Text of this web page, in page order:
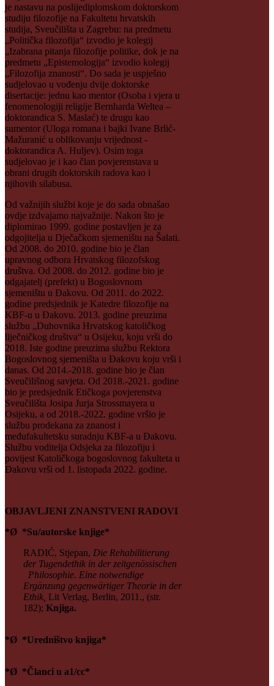
je nastavu na poslijediplomskom doktorskom
studiju filozofije na Fakultetu hrvatskih
studija, Sveučilišta u Zagrebu: na predmetu
„Politička filozofija“ izvodio je kolegij
„Izabrana pitanja filozofije politike, dok je na
predmetu „Epistemologija“ izvodio kolegij
„Filozofija znanosti“. Do sada je uspješno
sudjelovao u vođenju dvije doktorske
disertacije: jednu kao mentor (Osoba i vjera u
fenomenologiji religije Bernharda Weltea –
doktorandica S. Maslać) te drugu kao
sumentor (Uloga romana i bajki Ivane Brlić-
Mažuranić u oblikovanju vrijednost -
doktorandica A. Huljev). Osim toga
sudjelovao je i kao član povjerenstava u
obrani drugih doktorskih radova kao i
njihovih silabusa.
Od važnijih službi koje je do sada obnašao
ovdje izdvajamo najvažnije. Nakon što je
diplomirao 1999. godine postavljen je za
odgojitelja u Dječačkom sjemeništu na Šalati.
Od 2008. do 2010. godine bio je član
upravnog odbora Hrvatskog filozofskog
društva. Od 2008. do 2012. godine bio je
odgajatelj (prefekt) u Bogoslovnom
sjemeništu u Đakovu. Od 2011. do 2022.
godine predsjednik je Katedre filozofije na
KBF-u u Đakovu. 2013. godine preuzima
službu „Duhovnika Hrvatskog katoličkog
liječničkog društva“ u Osijeku, koju vrši do
2018. Iste godine preuzima službu Rektora
Bogoslovnog sjemeništa u Đakovu koju vrši i
danas. Od 2014.-2018. godine bio je član
Sveučilišnog savjeta. Od 2018.-2021. godine
bio je predsjednik Etičkoga povjerenstva
Sveučilišta Josipa Jurja Strossmayera u
Osijeku, a od 2018.-2022. godine vršio je
službu prodekana za znanost i
međufakultetsku suradnju KBF-a u Đakovu.
Službu voditelja Odsjeka za filozofiju i
povijest Katoličkoga bogoslovnog fakulteta u
Đakovu vrši od 1. listopada 2022. godine.
OBJAVLJENI ZNANSTVENI RADOVI
*Ø *Su/autorske knjige*
RADIĆ, Stjepan, Die Rehabilitierung
der Tugendethik in der zeitgenössischen
Philosophie. Eine notwendige
Ergänzung gegenwärtiger Theorie in der
Ethik, Lit Verlag, Berlin, 2011., (str.
182); Knjiga.
*Ø *Uredništvo knjiga*
*Ø *Članci u a1/cc*